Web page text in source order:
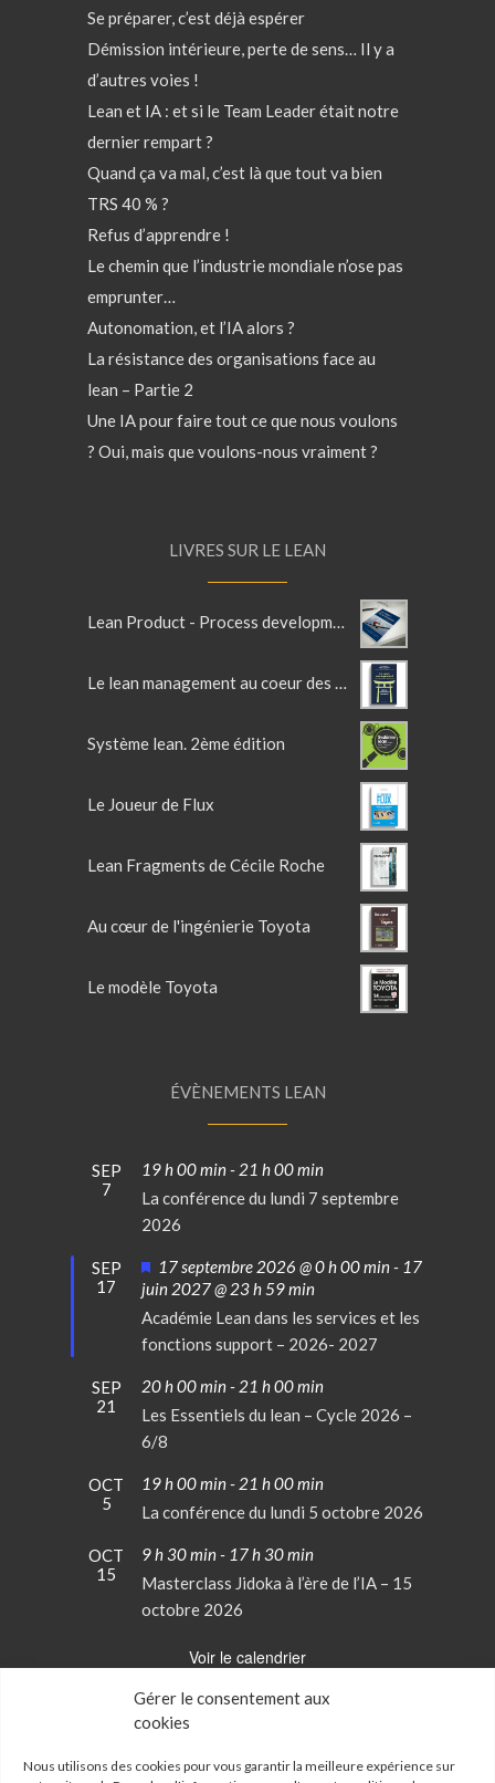
Gérer le consentement aux
cookies
Nous utilisons des cookies pour vous garantir la meilleure expérience sur
Se préparer, c’est déjà espérer
Démission intérieure, perte de sens… Il y a
d’autres voies !
Lean et IA : et si le Team Leader était notre
dernier rempart ?
Quand ça va mal, c’est là que tout va bien
TRS 40 % ?
Refus d’apprendre !
Le chemin que l’industrie mondiale n’ose pas
emprunter…
Autonomation, et l’IA alors ?
La résistance des organisations face au
lean – Partie 2
Une IA pour faire tout ce que nous voulons
? Oui, mais que voulons-nous vraiment ?
LIVRES SUR LE LEAN
Lean Product - Process development - 2ème Edition
Le lean management au coeur des services
Système lean. 2ème édition
Le Joueur de Flux
Lean Fragments de Cécile Roche
Au cœur de l'ingénierie Toyota
Le modèle Toyota
ÉVÈNEMENTS LEAN
SEP
7
19 h 00 min- 21 h 00 min
La conférence du lundi 7 septembre
2026
SEP
17
Mis
en
avant
17 septembre 2026 @ 0 h 00 min- 17
juin 2027 @ 23 h 59 min
Académie Lean dans les services et les
fonctions support – 2026- 2027
SEP
21
20 h 00 min- 21 h 00 min
Les Essentiels du lean – Cycle 2026 –
6/8
OCT
5
19 h 00 min- 21 h 00 min
La conférence du lundi 5 octobre 2026
OCT
15
9 h 30 min- 17 h 30 min
Masterclass Jidoka à l’ère de l’IA – 15
octobre 2026
Voir le calendrier